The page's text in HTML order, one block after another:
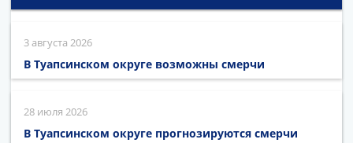
3 августа 2026
В Туапсинском округе возможны смерчи
28 июля 2026
В Туапсинском округе прогнозируются смерчи